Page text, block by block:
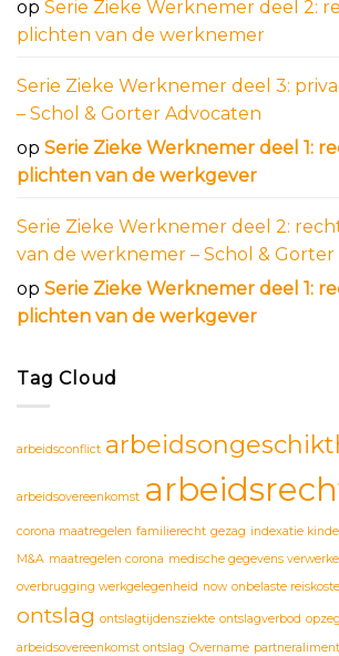
op Serie Zieke Werknemer deel 2:
plichten van de werknemer
Serie Zieke Werknemer deel 3:
– Schol & Gorter Advocaten
op Serie Zieke Werknemer deel 1:
plichten van de werkgever
Serie Zieke Werknemer deel 2:
van de werknemer – Schol &
op Serie Zieke Werknemer deel 1:
plichten van de werkgever
Tag Cloud
arbeidsconflict
arbeidsovereenkomst
corona maatregelen familierecht gezag indexatie
M&A maatregelen corona medische gegevens
overbrugging werkgelegenheid now onbelaste
ontslag ontslagtijdensziekte ontslagverbod
arbeidsovereenkomst ontslag Overname